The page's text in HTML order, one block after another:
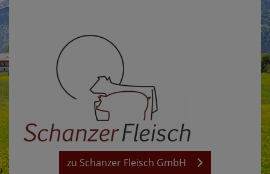
zu Schanzer Fleisch GmbH